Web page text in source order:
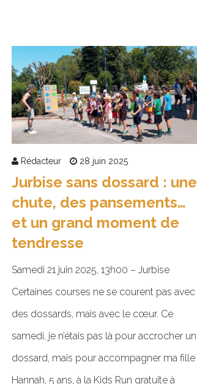
Rédacteur 28 juin 2025
Jurbise sans dossard : une
chute, des pansements…
et un grand moment de
tendresse
Samedi 21 juin 2025, 13h00 – Jurbise
Certaines courses ne se courent pas avec
des dossards, mais avec le cœur. Ce
samedi, je n’étais pas là pour accrocher un
dossard, mais pour accompagner ma fille
Hannah, 5 ans, à la Kids Run gratuite à